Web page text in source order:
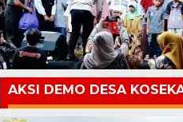
AKSI DEMO DESA